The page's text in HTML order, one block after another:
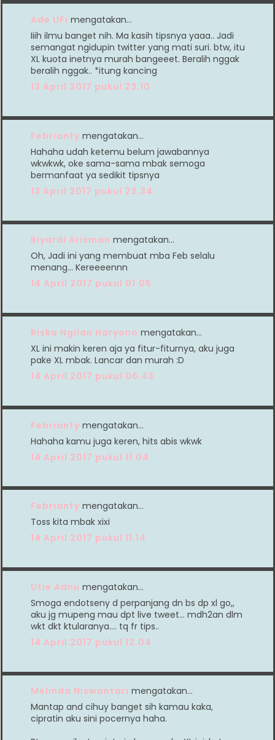
Ade UFi mengatakan…
Iiih ilmu banget nih. Ma kasih tipsnya yaaa.. Jadi
semangat ngidupin twitter yang mati suri. btw, itu
XL kuota inetnya murah bangeeet. Beralih nggak
beralih nggak.. *itung kancing
13 April 2017 pukul 23.10
Febrianty mengatakan…
Hahaha udah ketemu belum jawabannya
wkwkwk, oke sama-sama mbak semoga
bermanfaat ya sedikit tipsnya
13 April 2017 pukul 23.34
Riyardi Arisman mengatakan…
Oh, Jadi ini yang membuat mba Feb selalu
menang... Kereeeennn
14 April 2017 pukul 01.05
Riska Ngilan Haryono mengatakan…
XL ini makin keren aja ya fitur-fiturnya, aku juga
pake XL mbak. Lancar dan murah :D
14 April 2017 pukul 06.43
Febrianty mengatakan…
Hahaha kamu juga keren, hits abis wkwk
14 April 2017 pukul 11.04
Febrianty mengatakan…
Toss kita mbak xixi
14 April 2017 pukul 11.14
Utie Adnu mengatakan…
Smoga endotseny d perpanjang dn bs dp xl go,,
aku jg mupeng mau dpt live tweet... mdh2an dlm
wkt dkt ktularanya.... tq fr tips..
14 April 2017 pukul 12.04
Melinda Niswantari mengatakan…
Mantap and cihuy banget sih kamau kaka,
cipratin aku sini pocernya haha.